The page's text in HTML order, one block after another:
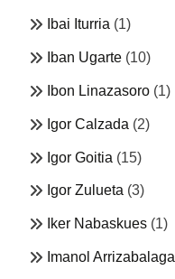
Ibai Iturria (1)
Iban Ugarte (10)
Ibon Linazasoro (1)
Igor Calzada (2)
Igor Goitia (15)
Igor Zulueta (3)
Iker Nabaskues (1)
Imanol Arrizabalaga